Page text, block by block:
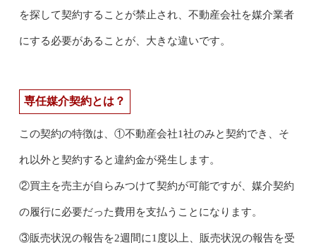
を探して契約することが禁止され、不動産会社を媒介業者
にする必要があることが、大きな違いです。
専任媒介契約とは？
この契約の特徴は、①不動産会社1社のみと契約でき、そ
れ以外と契約すると違約金が発生します。
②買主を売主が自らみつけて契約が可能ですが、媒介契約
の履行に必要だった費用を支払うことになります。
③販売状況の報告を2週間に1度以上、販売状況の報告を受